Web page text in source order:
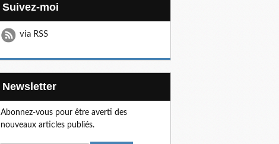
Suivez-moi
via RSS
Newsletter
Abonnez-vous pour être averti des
nouveaux articles publiés.